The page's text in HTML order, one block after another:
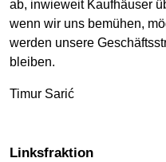
ab, inwieweit Kaufhäuser
wenn wir uns bemühen,
werden unsere
bleiben.
Timur Sarić
Linksfraktion